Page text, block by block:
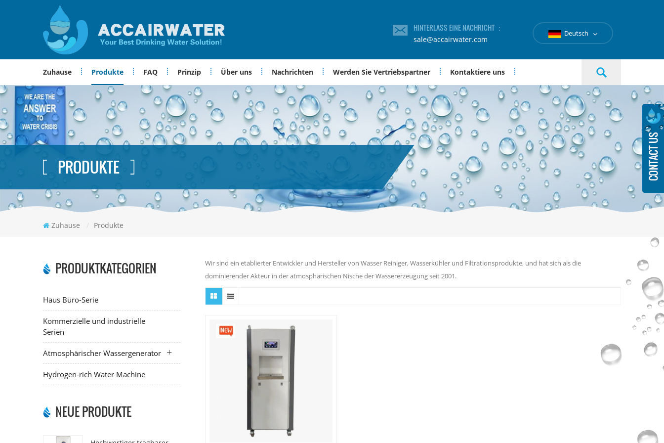
HINTERLASS EINE NACHRICHT ：
sale@accairwater.com
Deutsch
Zuhause Produkte FAQ Prinzip Über uns Nachrichten Werden Sie Vertriebspartner Kontaktiere uns
PRODUKTE
Zuhause / Produkte
PRODUKTKATEGORIEN
Haus Büro-Serie
Kommerzielle und industrielle
Serien
Atmosphärischer Wassergenerator
Hydrogen-rich Water Machine
NEUE PRODUKTE
Wir sind ein etablierter Entwickler und Hersteller von Wasser Reiniger, Wasserkühler und Filtrationsprodukte, und hat sich als die
dominierender Akteur in der atmosphärischen Nische der Wassererzeugung seit 2001.